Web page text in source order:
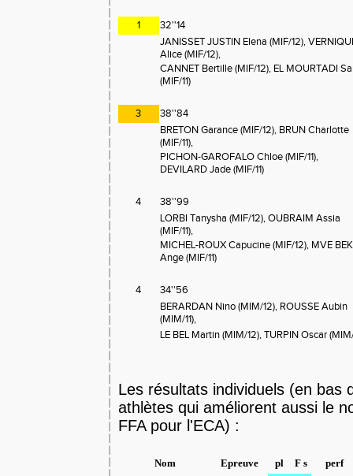
1
32''14
JANISSET JUSTIN Elena (MIF/12),
Alice (MIF/12),
CANNET Bertille (MIF/12), EL MOURTADI
(MIF/11)
3
38''84
BRETON Garance (MIF/12), BRUN Charlotte
(MIF/11),
PICHON-GAROFALO Chloe (MIF/11),
DEVILARD Jade (MIF/11)
4
38''99
LORBI Tanysha (MIF/12), OUBRAIM Assia
(MIF/11),
MICHEL-ROUX Capucine (MIF/12), MVE
Ange (MIF/11)
4
34''56
BERARDAN Nino (MIM/12), ROUSSE Aubin
(MIM/11),
LE BEL Martin (MIM/12), TURPIN Oscar (MIM/
Les résultats individuels (en bas
athlètes qui améliorent aussi le
FFA pour l'ECA) :
Nom Epreuve pl F s
perf